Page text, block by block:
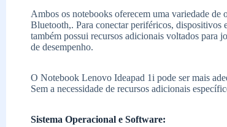
Ambos os notebooks oferecem uma variedade
Bluetooth,. Para conectar periféricos,
também possui recursos adicionais voltados
de desempenho.
O Notebook Lenovo Ideapad 1i pode ser mais
Sem a necessidade de recursos adicionais
Sistema Operacional e Software: